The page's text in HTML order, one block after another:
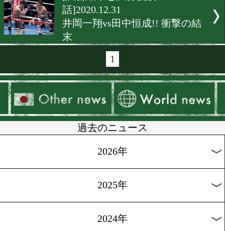
[ニュース]2021.1.16
真正ジムが必勝祈願
[試合後談話]2021.1.14
大橋ジム期待のホープが登
[試合後会見]2021.1.14
栗原慶太vs井上拓真! バン
級ウォーズ!
[一夜明け会見]2021.1.1
井岡一翔!今年の目標は世
統一
[試合結果と試合後談